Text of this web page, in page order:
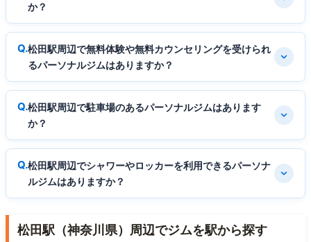
か？
松田駅周辺で無料体験や無料カウンセリングを受けられ
るパーソナルジムはありますか？
松田駅周辺で駐車場のあるパーソナルジムはあります
か？
松田駅周辺でシャワーやロッカーを利用できるパーソナ
ルジムはありますか？
松田駅（神奈川県）周辺でジムを駅から探す